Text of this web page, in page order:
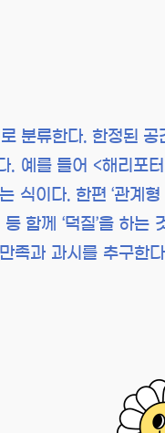
분류한다. 한정된
. 예를 들어 <해리
식이다. 한편 ‘관계
함께 ‘덕질’을 하
과 과시를 추구한